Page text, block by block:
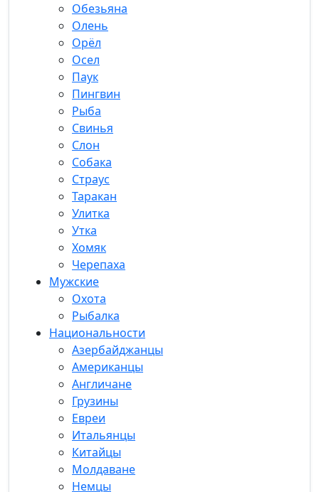
Обезьяна
Олень
Орёл
Осел
Паук
Пингвин
Рыба
Свинья
Слон
Собака
Страус
Таракан
Улитка
Утка
Хомяк
Черепаха
Мужские
Охота
Рыбалка
Национальности
Азербайджанцы
Американцы
Англичане
Грузины
Евреи
Итальянцы
Китайцы
Молдаване
Немцы